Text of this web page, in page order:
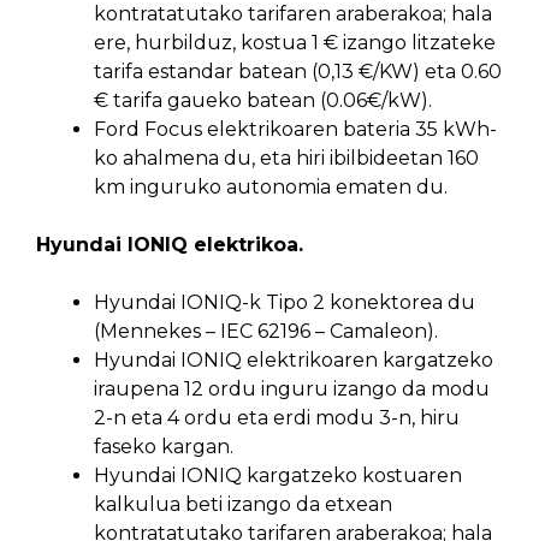
kontratatutako tarifaren araberakoa; hala
ere, hurbilduz, kostua 1 € izango litzateke
tarifa estandar batean (0,13 €/KW) eta 0.60
€ tarifa gaueko batean (0.06€/kW).
Ford Focus elektrikoaren bateria 35 kWh-
ko ahalmena du, eta hiri ibilbideetan 160
km inguruko autonomia ematen du.
Hyundai IONIQ elektrikoa.
Hyundai IONIQ-k Tipo 2 konektorea du
(Mennekes – IEC 62196 – Camaleon).
Hyundai IONIQ elektrikoaren kargatzeko
iraupena 12 ordu inguru izango da modu
2-n eta 4 ordu eta erdi modu 3-n, hiru
faseko kargan.
Hyundai IONIQ kargatzeko kostuaren
kalkulua beti izango da etxean
kontratatutako tarifaren araberakoa; hala